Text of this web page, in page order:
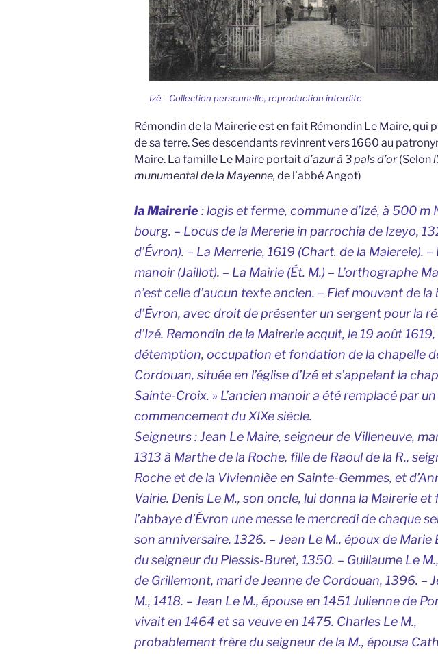
Izé - Collection personnelle, reproduction interdite
Rémondin de la Mairerie est en fait Rémondin Le Maire, qui
de sa terre. Ses descendants revinrent vers 1660 au
Maire. La famille Le Maire portaitd’azur à 3 pals d’or(Selon
munumental de la Mayenne, de l’abbé Angot)
la Mairerie: logis et ferme, commune d’Izé, à 500 m
bourg. – Locus de la Mererie in parrochia de Izeyo,
d’Évron). – La Merrerie, 1619 (Chart. de la Maiereie). –
manoir (Jaillot). – La Mairie(Ét. M.) – L’orthographe
n’est celle d’aucun texte ancien. – Fief mouvant de
d’Évron, avec droit de présenter un sergent pour la
d’Izé. Remondin de la Mairerie acquit, le 19 août 1619,
détemption, occupation et fondation de la chapelle
Cordouan, située en l’église d’Izé et s’appelant la
Sainte-Croix. » L’ancien manoir a été remplacé par
commencement du XIXe siècle.
Seigneurs: Jean Le Maire, seigneur de Villeneuve,
1313 à Marthe de la Roche, fille de Raoul de la R.,
Roche et de la Viviennièe en Sainte-Gemmes, et
Vairie. Denis Le M., son oncle, lui donna la Mairerie et
l’abbaye d’Évron une messe le mercredi de chaque
son anniversaire, 1326. – Jean Le M., époux de Marie
du seigneur du Plessis-Buret, 1350. – Guillaume Le
de Grillemont, mari de Jeanne de Cordouan, 1396. –
M., 1418. – Jean Le M., épouse en 1451 Julienne de
vivait en 1464 et sa veuve en 1475. Charles Le M.,
probablement frère du seigneur de la M., épousa